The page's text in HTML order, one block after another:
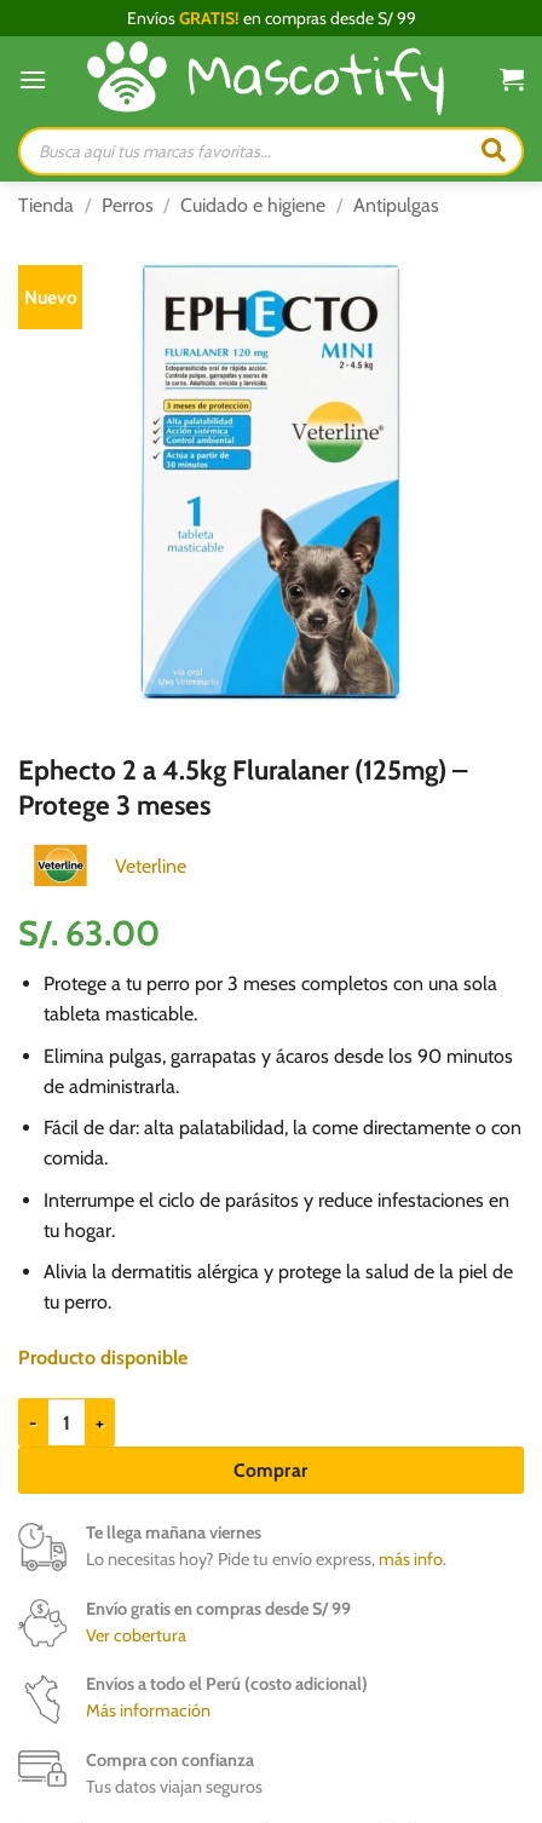
al
contenido
EnvíosGRATIS! en compras desde S/ 99
Búsqueda
de
productos
Tienda / Perros / Cuidado e higiene / Antipulgas
Nuevo
Ephecto 2 a 4.5kg Fluralaner (125mg) –
Protege 3 meses
Veterline
S/. 63.00
Protege a tu perro por 3 meses completos con una sola
tableta masticable.
Elimina pulgas, garrapatas y ácaros desde los 90 minutos
de administrarla.
Fácil de dar: alta palatabilidad, la come directamente o con
comida.
Interrumpe el ciclo de parásitos y reduce infestaciones en
tu hogar.
Alivia la dermatitis alérgica y protege la salud de la piel de
tu perro.
Producto disponible
Ephecto 2 a 4.5kg Fluralaner (125mg) - Protege 3 meses cantidad
Comprar
Te llega mañana viernes
Lo necesitas hoy? Pide tu envío express,más info.
Envío gratis en compras desde S/ 99
Ver cobertura
Envíos a todo el Perú (costo adicional)
Más información
Compra con confianza
Tus datos viajan seguros